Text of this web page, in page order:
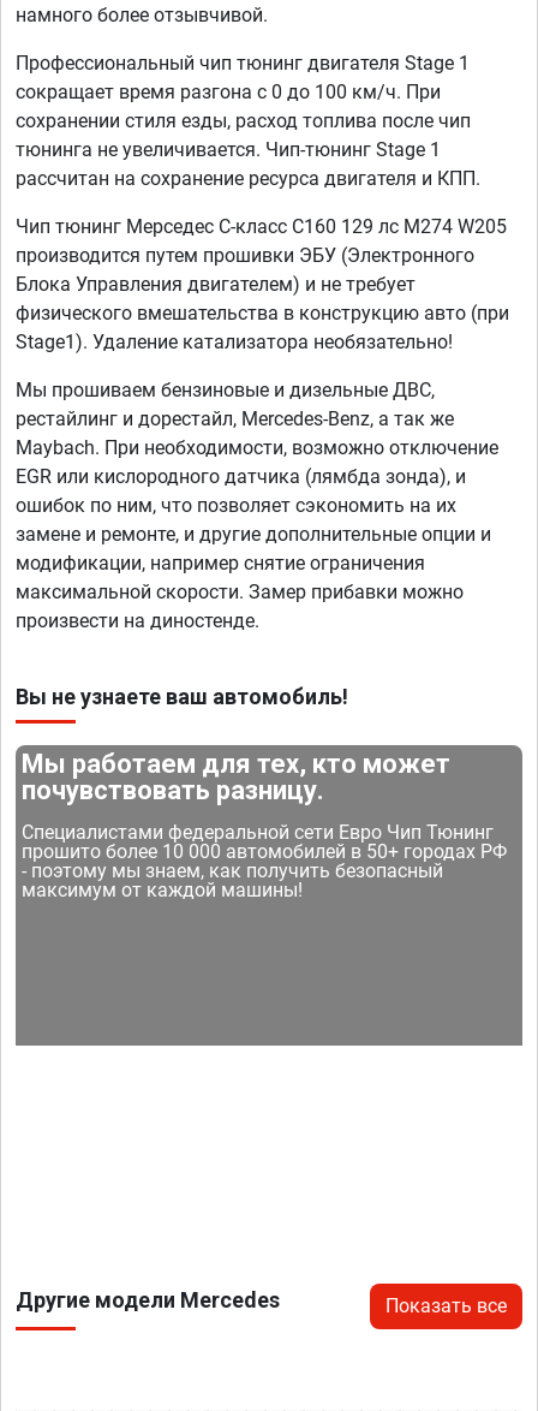
намного более отзывчивой.
Профессиональный чип тюнинг двигателя Stage 1
сокращает время разгона с 0 до 100 км/ч. При
сохранении стиля езды, расход топлива после чип
тюнинга не увеличивается. Чип-тюнинг Stage 1
рассчитан на сохранение ресурса двигателя и КПП.
Чип тюнинг Мерседес С-класс C160 129 лс M274 W205
производится путем прошивки ЭБУ (Электронного
Блока Управления двигателем) и не требует
физического вмешательства в конструкцию авто (при
Stage1). Удаление катализатора необязательно!
Мы прошиваем бензиновые и дизельные ДВС,
рестайлинг и дорестайл, Mercedes-Benz, а так же
Maybach. При необходимости, возможно отключение
EGR или кислородного датчика (лямбда зонда), и
ошибок по ним, что позволяет сэкономить на их
замене и ремонте, и другие дополнительные опции и
модификации, например снятие ограничения
максимальной скорости. Замер прибавки можно
произвести на диностенде.
Вы не узнаете ваш автомобиль!
Мы работаем для тех, кто может
почувствовать разницу.
Специалистами федеральной сети Евро Чип Тюнинг
прошито более 10 000 автомобилей в 50+ городах РФ
- поэтому мы знаем, как получить безопасный
максимум от каждой машины!
Другие модели Mercedes Показать все